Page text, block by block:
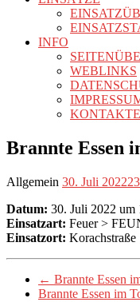
INFO
WEBLINKS
KONTAKTE
Brannte Essen
Allgemein 30. Juli 2022
Datum: 30. Juli 2022 um
Einsatzart: Feuer >
Einsatzort: Korachstraße
← Brannte Essen
Brannte Essen im